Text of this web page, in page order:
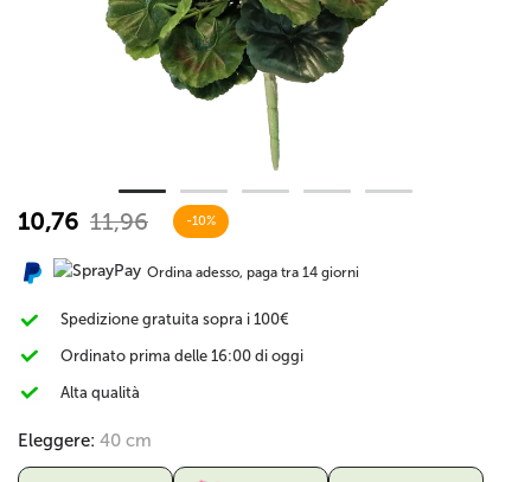
10,76 11,96 -10%
Ordina adesso, paga tra 14 giorni
Spedizione gratuita sopra i 100€
Ordinato prima delle 16:00 di oggi
Alta qualità
Eleggere: 40 cm